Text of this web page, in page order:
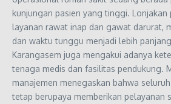
kunjungan pasien yang tinggi. Lonjakan
layanan rawat inap dan gawat darurat,
dan waktu tunggu menjadi lebih
Karangasem juga mengakui adanya
tenaga medis dan fasilitas pendukung.
manajemen menegaskan bahwa
tetap berupaya memberikan pelayanan